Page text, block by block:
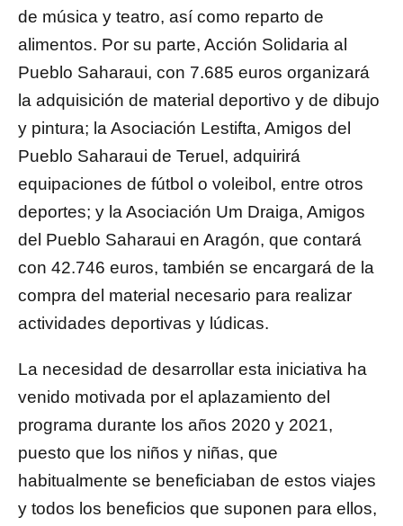
de música y teatro, así como reparto de
alimentos. Por su parte, Acción Solidaria al
Pueblo Saharaui, con 7.685 euros organizará
la adquisición de material deportivo y de dibujo
y pintura; la Asociación Lestifta, Amigos del
Pueblo Saharaui de Teruel, adquirirá
equipaciones de fútbol o voleibol, entre otros
deportes; y la Asociación Um Draiga, Amigos
del Pueblo Saharaui en Aragón, que contará
con 42.746 euros, también se encargará de la
compra del material necesario para realizar
actividades deportivas y lúdicas.
La necesidad de desarrollar esta iniciativa ha
venido motivada por el aplazamiento del
programa durante los años 2020 y 2021,
puesto que los niños y niñas, que
habitualmente se beneficiaban de estos viajes
y todos los beneficios que suponen para ellos,